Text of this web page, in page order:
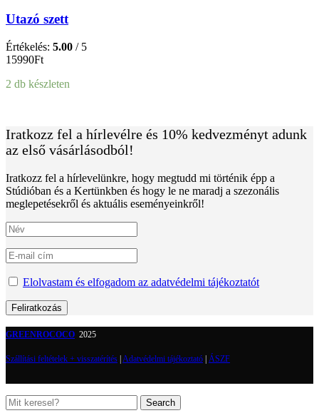
Utazó szett
Értékelés: 5.00 / 5
15990Ft
2 db készleten
Iratkozz fel a hírlevélre és 10% kedvezményt adunk
az első vásárlásodból!
Iratkozz fel a hírlevelünkre, hogy megtudd mi történik épp a
Stúdióban és a Kertünkben és hogy le ne maradj a szezonális
meglepetésekről és aktuális eseményeinkről!
Elolvastam és elfogadom az adatvédelmi tájékoztatót
GREENROCOCO 2025
Szállítási feltételek + visszatérítés | Adatvédelmi tájékoztató | ÁSZF
Search